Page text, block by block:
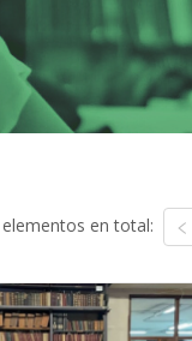
elementos en total: